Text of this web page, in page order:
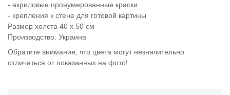
- акриловые пронумерованные краски
- крепления к стене для готовой картины
Размер холста 40 х 50 см
Производство: Украина
Обратите внимание, что цвета могут незначительно
отличаться от показанных на фото!